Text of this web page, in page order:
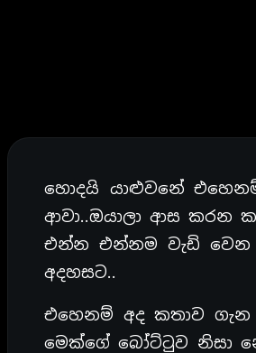
හොදයි යාළුවනේ
ආවා..ඔයාලා ආස කරන
එන්න එන්නම වැඩි වෙන
අදහසට..
එහෙනම් අද කතාව
මෙක්ගේ බෝට්ටුව නිසා